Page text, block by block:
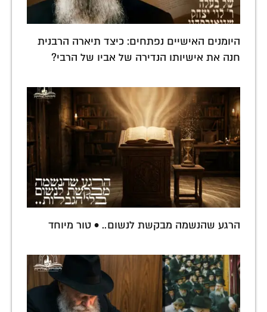
היומנים האישיים נפתחים: כיצד תיארה הרבנית
חנה את אישיותו הנדירה של אביו של הרבי?
הרגע שהנשמה מבקשת לנשום.. • טור מיוחד